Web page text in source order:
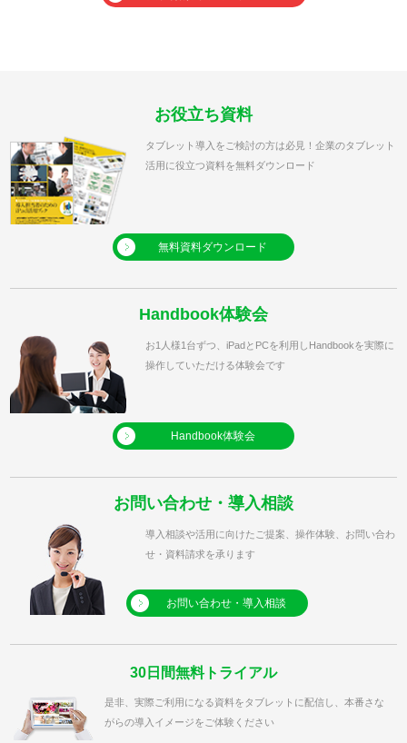
お役立ち資料
タブレット導入をご検討の方は必見！企業のタブレット
活用に役立つ資料を無料ダウンロード
無料資料ダウンロード
Handbook体験会
お1人様1台ずつ、iPadとPCを利用しHandbookを実際に
操作していただける体験会です
Handbook体験会
お問い合わせ・導入相談
導入相談や活用に向けたご提案、操作体験、お問い合わ
せ・資料請求を承ります
お問い合わせ・導入相談
30日間無料トライアル
是非、実際ご利用になる資料をタブレットに配信し、本番さな
がらの導入イメージをご体験ください